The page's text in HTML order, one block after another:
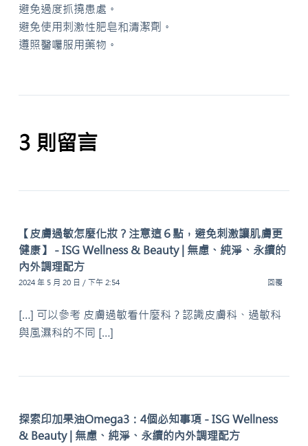
避免過度抓撓患處。
避免使用刺激性肥皂和清潔劑。
遵照醫囑服用藥物。
3 則留言
【皮膚過敏怎麼化妝？注意這６點，避免刺激讓肌膚更
健康】 - ISG Wellness & Beauty | 無慮、純淨、永續的
內外調理配方
2024 年 5 月 20 日 / 下午 2:54 回覆
[…] 可以參考 皮膚過敏看什麼科？認識皮膚科、過敏科
與風濕科的不同 […]
探索印加果油Omega3：4個必知事項 - ISG Wellness
& Beauty | 無慮、純淨、永續的內外調理配方